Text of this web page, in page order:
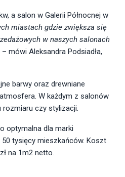
a salon w Galerii Północnej w
miastach gdzie zwiększa się
w naszych salonach
– mówi Aleksandra Podsiadła,
barwy oraz drewniane
W każdym z salonów
czy stylizacji.
optymalna dla marki
tysięcy mieszkańców. Koszt
na 1m2 netto.